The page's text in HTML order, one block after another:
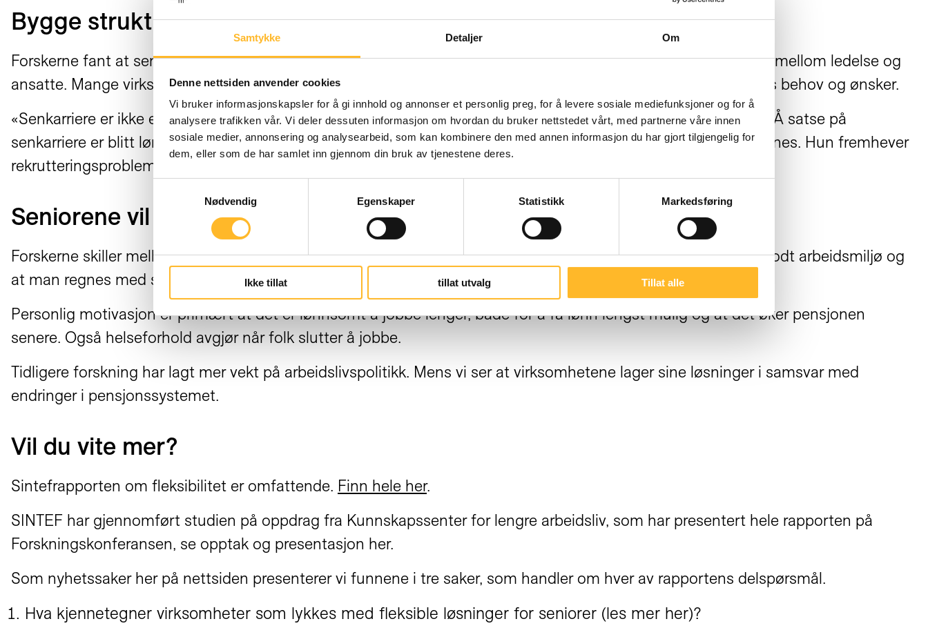
Samtykke Detaljer Om
Denne nettsiden anvender cookies
Vi bruker informasjonskapsler for å gi innhold og annonser et personlig preg, for å levere sosiale mediefunksjoner og for å
analysere trafikken vår. Vi deler dessuten informasjon om hvordan du bruker nettstedet vårt, med partnerne våre innen
sosiale medier, annonsering og analysearbeid, som kan kombinere den med annen informasjon du har gjort tilgjengelig for
dem, eller som de har samlet inn gjennom din bruk av tjenestene deres.
Nødvendig
Egenskaper Statistikk Markedsføring
Ikke tillat tillat utvalg Tillat alle
Bygge struktur
Forskerne fant at senkarriere ikke bare bør være et individuelt ansvar. Det bør også være del av en felles dialog mellom ledelse og
ansatte. Mange virksomheter bruker også medarbeidersamtaler og milepælsamtaler for å følge opp seniorenes behov og ønsker.
«Senkarriere er ikke et prosjekt. Det er at jeg har blitt en del av det vi har dialog om mellom ledelse og ansatte. Å satse på
senkarriere er blitt lønnsomt fordi det også er krevende å rekruttere og lære opp ny arbeidskraft,» forklarer Håpnes. Hun fremhever
rekrutteringsproblemer innen særlig helse og industri.
Seniorene vil være med
Forskerne skiller mellom arbeidsrelatert og personlig motivasjon. Det handler om å få bruke sin kompetanse, godt arbeidsmiljø og
at man regnes med som en del av det.
Personlig motivasjon er primært at det er lønnsomt å jobbe lenger, både for å få lønn lengst mulig og at det øker pensjonen
senere. Også helseforhold avgjør når folk slutter å jobbe.
Tidligere forskning har lagt mer vekt på arbeidslivspolitikk. Mens vi ser at virksomhetene lager sine løsninger i samsvar med
endringer i pensjonssystemet.
Vil du vite mer?
Sintefrapporten om fleksibilitet er omfattende. Finn hele her.
SINTEF har gjennomført studien på oppdrag fra Kunnskapssenter for lengre arbeidsliv, som har presentert hele rapporten på
Forskningskonferansen, se opptak og presentasjon her.
Som nyhetssaker her på nettsiden presenterer vi funnene i tre saker, som handler om hver av rapportens delspørsmål.
Hva kjennetegner virksomheter som lykkes med fleksible løsninger for seniorer (les mer her)?